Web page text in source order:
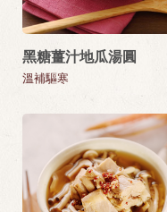
黑糖薑汁地瓜湯圓
溫補驅寒